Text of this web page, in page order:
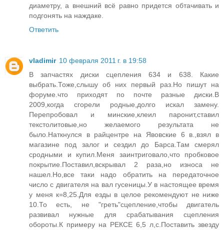
диаметру, а внешний всё равно придется обтачивать и
подгонять на наждаке.
Ответить
vladimir 10 февраля 2011 г. в 19:58
В запчастях диски сцепления 634 и 638. Какие
выбрать.Тоже,слышу об них первый раз.Но пишут на
форуме.что приходят по почте разные диски.В
2009,когда сгорели родные,долго искал замену.
Перепробовал и минские,клеил паронит,ставил
текстолитовые,но желаемого результата не
было.Наткнулся в райцентре на Явовские 6 в.,взял в
магазине под залог и сездил до Барса.Там смерял
сродными и купил.Меня заинтриговало,что пробковое
покрытие.Поставил,вскрывал 2 раза,но износа не
нашел.Но,все таки надо обратить на передаточное
число с двигателя на вал гусеницы.У в настоящее время
у меня к=8,25.Для езды в целое рекомендуют не ниже
10.То есть, не "греть"сцепление,чтобы двигатель
развивал нужные для срабатывания сцепления
обороты.К примеру на РЕКСЕ 6,5 л,с.Поставить звезду